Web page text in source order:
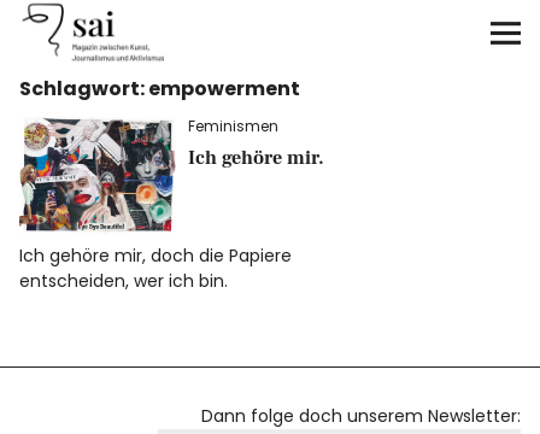
sai
Unterstützen
Klimagerechtigkeit
Antirassismus
Feminismen
Kunst&Literatur
Schlagwort:empowerment
Feminismen
Ich gehöre mir.
Ich gehöre mir, doch die Papiere
entscheiden, wer ich bin.
Dann folge doch unserem Newsletter: